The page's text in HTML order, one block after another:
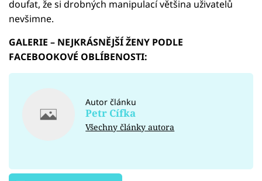
doufat, že si drobných manipulací většina uživatelů
nevšimne.
GALERIE – NEJKRÁSNĚJŠÍ ŽENY PODLE
FACEBOOKOVÉ OBLÍBENOSTI:
Autor článku
Petr Cífka
Všechny články autora